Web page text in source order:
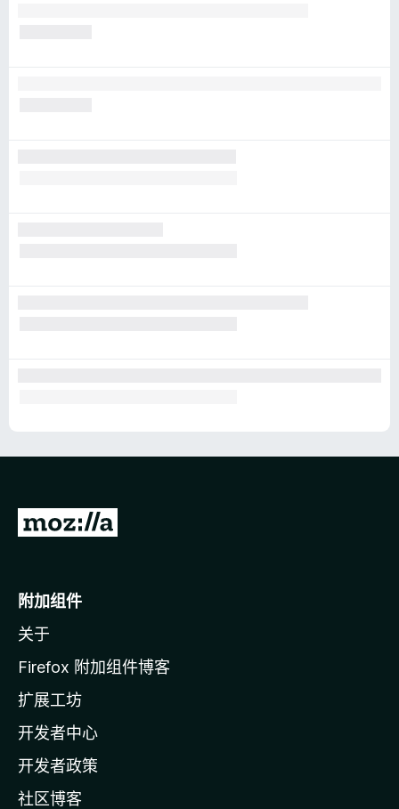
转
o
i
l
a
主
页
附加组件
关于
Firefox 附加组件博客
扩展工坊
开发者中心
开发者政策
社区博客